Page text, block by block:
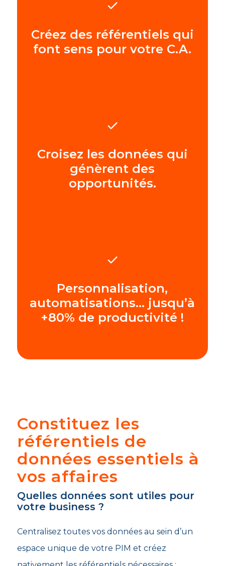
Créez des référentiels qui
font sens pour votre C.A.
Croisez les données qui
génèrent des
opportunités.
Personnalisation,
automatisations… jusqu’à
+80% de productivité !
Constituez les
référentiels de
données essentiels à
vos affaires
Quelles données sont utiles pour
votre business ?
Centralisez toutes vos données au sein d’un
espace unique de votre PIM et créez